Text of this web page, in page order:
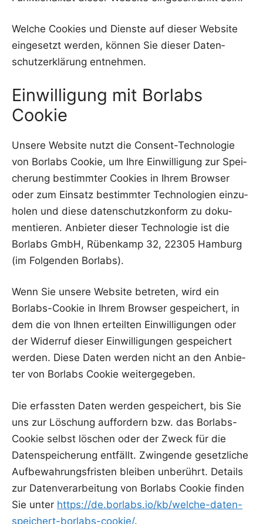
Wel­che Coo­kies und Diens­te auf die­ser Web­site
ein­ge­setzt wer­den, kön­nen Sie die­ser Daten­
schutz­er­klä­rung entnehmen.
Einwilligung mit Borlabs
Cookie
Unse­re Web­site nutzt die Con­sent-Tech­no­lo­gie
von Borlabs Coo­kie, um Ihre Ein­wil­li­gung zur Spei­
che­rung bestimm­ter Coo­kies in Ihrem Brow­ser
oder zum Ein­satz bestimm­ter Tech­no­lo­gien ein­zu­
ho­len und die­se daten­schutz­kon­form zu doku­
men­tie­ren. Anbie­ter die­ser Tech­no­lo­gie ist die
Borlabs GmbH, Rüben­kamp 32, 22305 Ham­burg
(im Fol­gen­den Borlabs).
Wenn Sie unse­re Web­site betre­ten, wird ein
Borlabs-Coo­kie in Ihrem Brow­ser gespei­chert, in
dem die von Ihnen erteil­ten Ein­wil­li­gun­gen oder
der Wider­ruf die­ser Ein­wil­li­gun­gen gespei­chert
wer­den. Die­se Daten wer­den nicht an den Anbie­
ter von Borlabs Coo­kie weitergegeben.
Die erfass­ten Daten wer­den gespei­chert, bis Sie
uns zur Löschung auf­for­dern bzw. das Borlabs-
Coo­kie selbst löschen oder der Zweck für die
Daten­spei­che­rung ent­fällt. Zwin­gen­de gesetz­li­che
Auf­be­wah­rungs­fris­ten blei­ben unbe­rührt. Details
zur Daten­ver­ar­bei­tung von Borlabs Coo­kie fin­den
Sie unter https://de.borlabs.io/kb/welche-daten-
speichert-borlabs-cookie/.